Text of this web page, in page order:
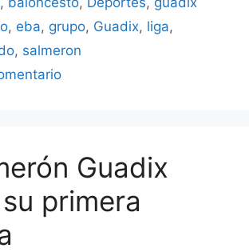
, eba, grupo, Guadix, liga,
, salmeron
Guadix
primera